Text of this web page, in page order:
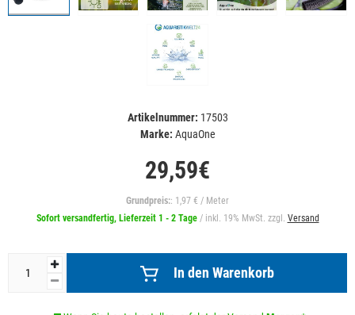
Artikelnummer: 17503
Marke: AquaOne
29,59€
Grundpreis:: 1,97 € / Meter
Sofort versandfertig, Lieferzeit 1 - 2 Tage / inkl. 19% MwSt. zzgl. Versand
In den Warenkorb